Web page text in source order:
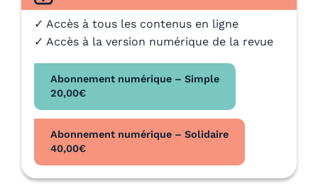
✓ Accès à tous les contenus en ligne
✓ Accès à la version numérique de la revue
Abonnement numérique – Simple
20,00€
Abonnement numérique – Solidaire
40,00€